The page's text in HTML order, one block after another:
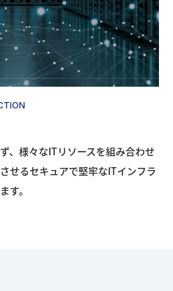
、様々なITリソースを組み合わせ
せるセキュアで堅牢なITインフラ
す。